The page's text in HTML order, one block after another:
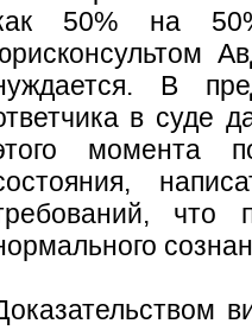
50% на
В
в суде
момента
что